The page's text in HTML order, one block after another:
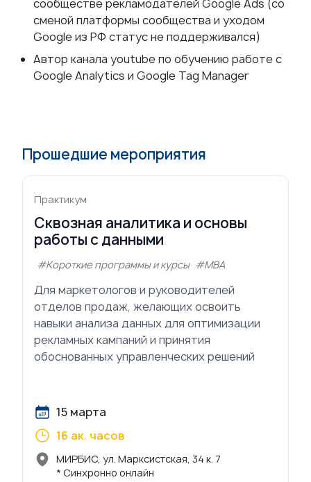
сообществе рекламодателей Google Ads (со
сменой платформы сообщества и уходом
Google из РФ статус не поддерживался)
Автор канала youtube по обучению работе с
Google Analytics и Google Tag Manager
Прошедшие мероприятия
Практикум
Сквозная аналитика и основы
работы с данными
#Короткие программы и курсы #МВА
Для маркетологов и руководителей
отделов продаж, желающих освоить
навыки анализа данных для оптимизации
рекламных кампаний и принятия
обоснованных управленческих решений
15 марта
16 ак. часов
МИРБИС, ул. Марксистская, 34 к. 7
* Синхронно онлайн